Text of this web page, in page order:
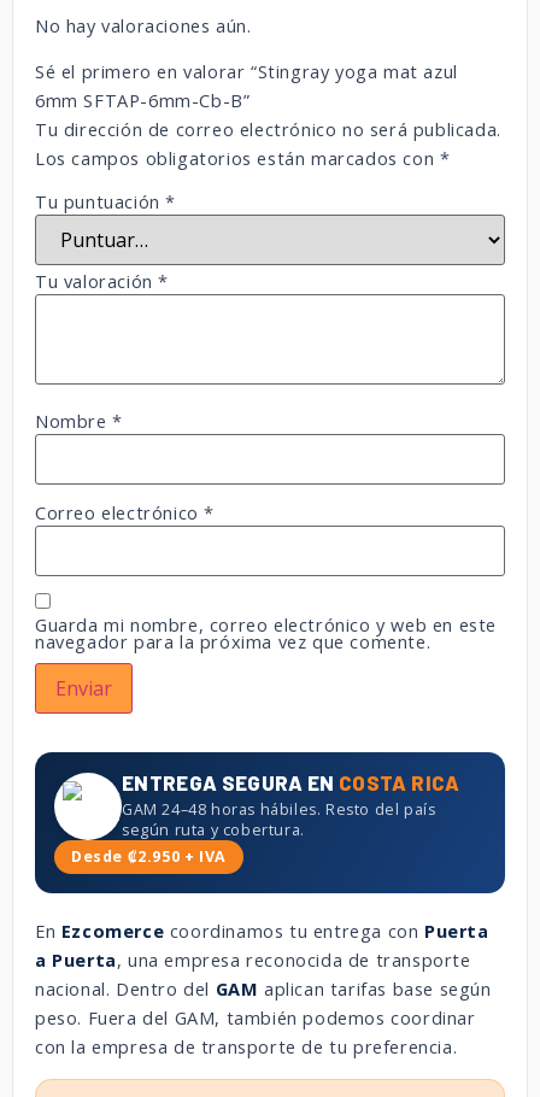
No hay valoraciones aún.
Sé el primero en valorar “Stingray yoga mat azul
6mm SFTAP-6mm-Cb-B”
Tu dirección de correo electrónico no será publicada.
Los campos obligatorios están marcados con *
Tu puntuación*
Tu valoración*
Nombre*
Correo electrónico*
Guarda mi nombre, correo electrónico y web en este
navegador para la próxima vez que comente.
ENTREGA SEGURA EN COSTA RICA
GAM 24–48 horas hábiles. Resto del país
según ruta y cobertura.
Desde ₡2.950 + IVA
En Ezcomerce coordinamos tu entrega con Puerta
a Puerta, una empresa reconocida de transporte
nacional. Dentro del GAM aplican tarifas base según
peso. Fuera del GAM, también podemos coordinar
con la empresa de transporte de tu preferencia.